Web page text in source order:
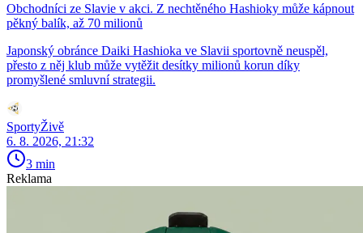
Obchodníci ze Slavie v akci. Z nechtěného Hashioky může kápnout
pěkný balík, až 70 milionů
Japonský obránce Daiki Hashioka ve Slavii sportovně neuspěl,
přesto z něj klub může vytěžit desítky milionů korun díky
promyšlené smluvní strategii.
SportyŽivě
6. 8. 2026, 21:32
3 min
Reklama